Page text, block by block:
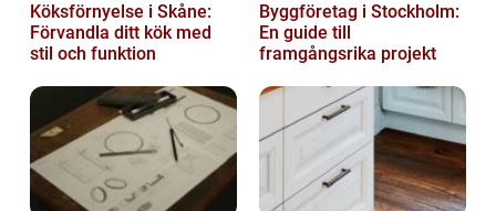
Köksförnyelse i Skåne:
Förvandla ditt kök med
stil och funktion
Byggföretag i Stockholm:
En guide till
framgångsrika projekt